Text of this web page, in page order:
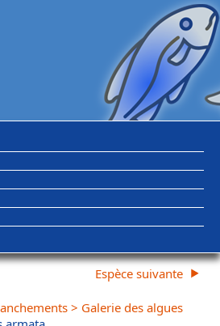
> Galerie des algues
Espèce suivante